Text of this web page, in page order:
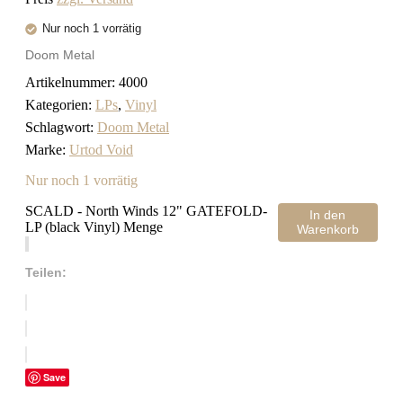
Nur noch 1 vorrätig
Doom Metal
Artikelnummer: 4000
Kategorien: LPs, Vinyl
Schlagwort: Doom Metal
Marke: Urtod Void
Nur noch 1 vorrätig
SCALD - North Winds 12" GATEFOLD-
LP (black Vinyl) Menge
In den
Warenkorb
Teilen:
Save